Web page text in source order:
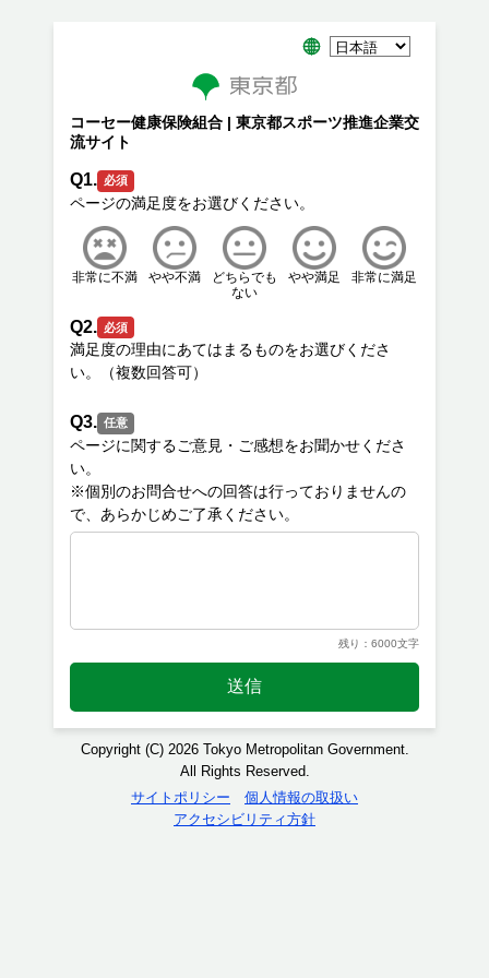
コーセー健康保険組合 | 東京都スポーツ推進企業交
流サイト
Q1. 必須
非常に不満 やや不満
どちらでも
ない
やや満足 非常に満足
Q2. 必須
満足度の理由にあてはまるものをお選びくださ
Q3. 任意
ページに関するご意見・ご感想をお聞かせくださ
い。
※個別のお問合せへの回答は行っておりませんの
残り：6000文字
送信
Copyright (C) 2026 Tokyo Metropolitan Government.
All Rights Reserved.
サイトポリシー
個人情報の取扱い
アクセシビリティ方針